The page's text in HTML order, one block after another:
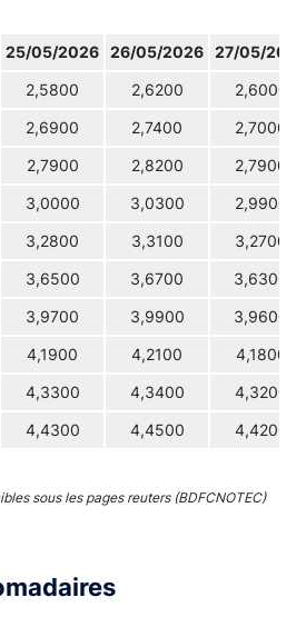
25/05/2026 26/05/2026 27/05/2026
2,5800 2,6200 2,6000
2,6900 2,7400 2,7000
2,7900 2,8200 2,7900
3,0000 3,0300 2,9900
3,2800 3,3100 3,2700
3,6500 3,6700 3,6300
3,9700 3,9900 3,9600
4,1900 4,2100 4,1800
4,3300 4,3400 4,3200
4,4300 4,4500 4,4200
sous les pages reuters (BDFCNOTEC)